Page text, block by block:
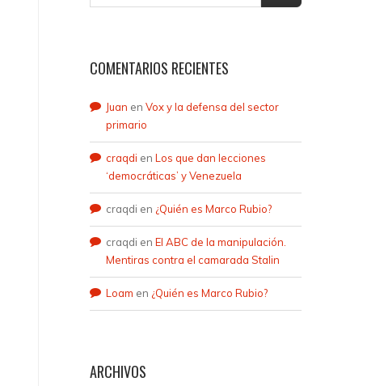
COMENTARIOS RECIENTES
Juan en Vox y la defensa del sector
primario
craqdi en Los que dan lecciones
‘democráticas’ y Venezuela
craqdi en ¿Quién es Marco Rubio?
craqdi en El ABC de la manipulación.
Mentiras contra el camarada Stalin
Loam en ¿Quién es Marco Rubio?
ARCHIVOS